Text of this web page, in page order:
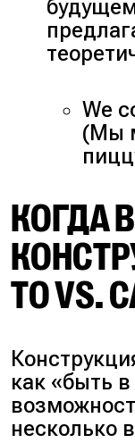
We
(Мы
КОГДА
TO VS.
как «быть
несколько